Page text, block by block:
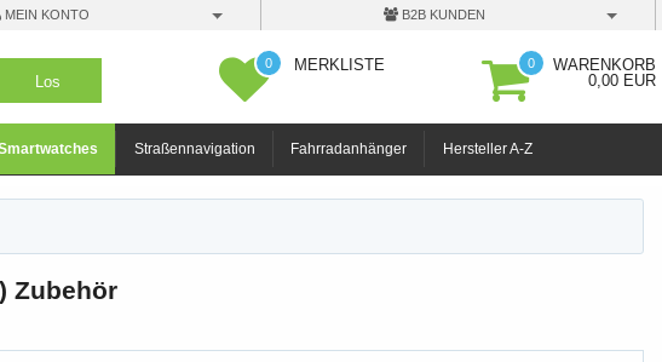
MEIN KONTO B2B KUNDEN
0 MERKLISTE 0
WARENKORB
0,00 EUR
Straßennavigation Fahrradanhänger Hersteller A-Z
Zubehör